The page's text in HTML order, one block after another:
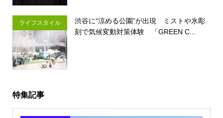
ライフスタイル
渋谷に“涼める公園”が出現 ミストや氷彫
刻で気候変動対策体験 「GREEN C...
特集記事